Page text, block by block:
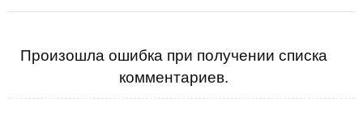
Произошла ошибка при получении списка
комментариев.